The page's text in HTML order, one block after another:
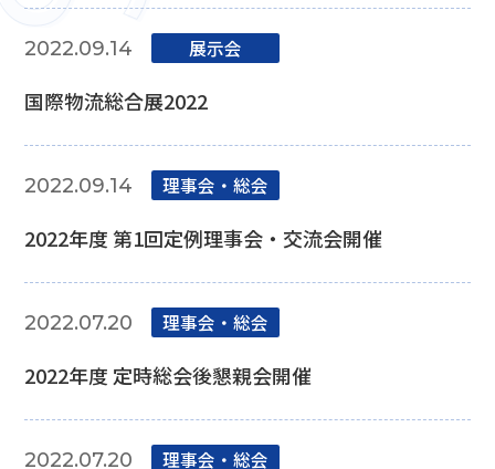
2022.09.14 展⽰会
国際物流総合展2022
2022.09.14 理事会‧総会
2022年度 第1回定例理事会・交流会開催
2022.07.20 理事会‧総会
2022年度 定時総会後懇親会開催
2022.07.20 理事会‧総会